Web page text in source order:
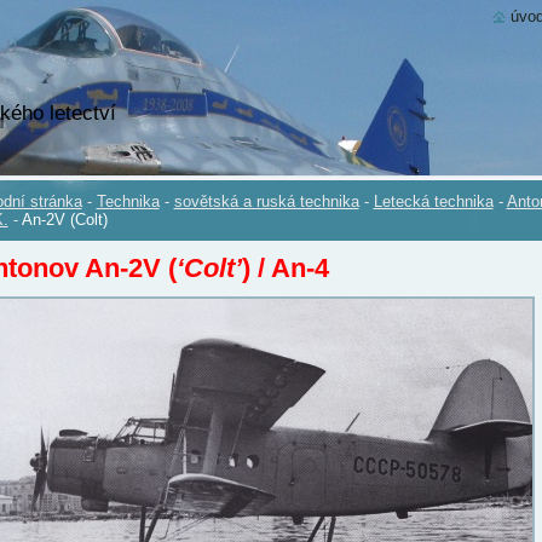
letectví
stránka - Technika - sovětská a ruská technika - Letecká technika -
- An-2V (Colt)
An-2V (‘Colt’) / An-4